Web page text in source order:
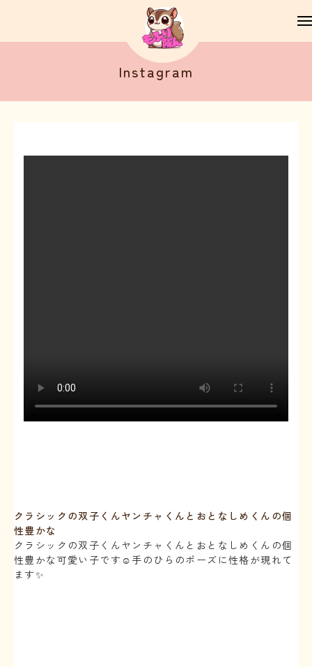
Instagram
クラシックの双子くんヤンチャくんとおとなしめくんの個
性豊かな
クラシックの双子くんヤンチャくんとおとなしめくんの個
性豊かな可愛い子です☺️手のひらのポーズに性格が現れて
ます✨